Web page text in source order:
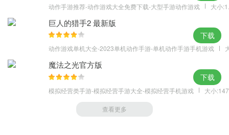
动作手游推荐-动作游戏大全免费下载-大型手游动作游戏 大小
巨人的猎手2 最新版
动作游戏单机大全-2023单机动作手游-单机动作手游手机游戏
下载
魔法之光官方版
模拟经营类手游-模拟经营手游大全-模拟经营手机游戏 大小
下载
查看更多